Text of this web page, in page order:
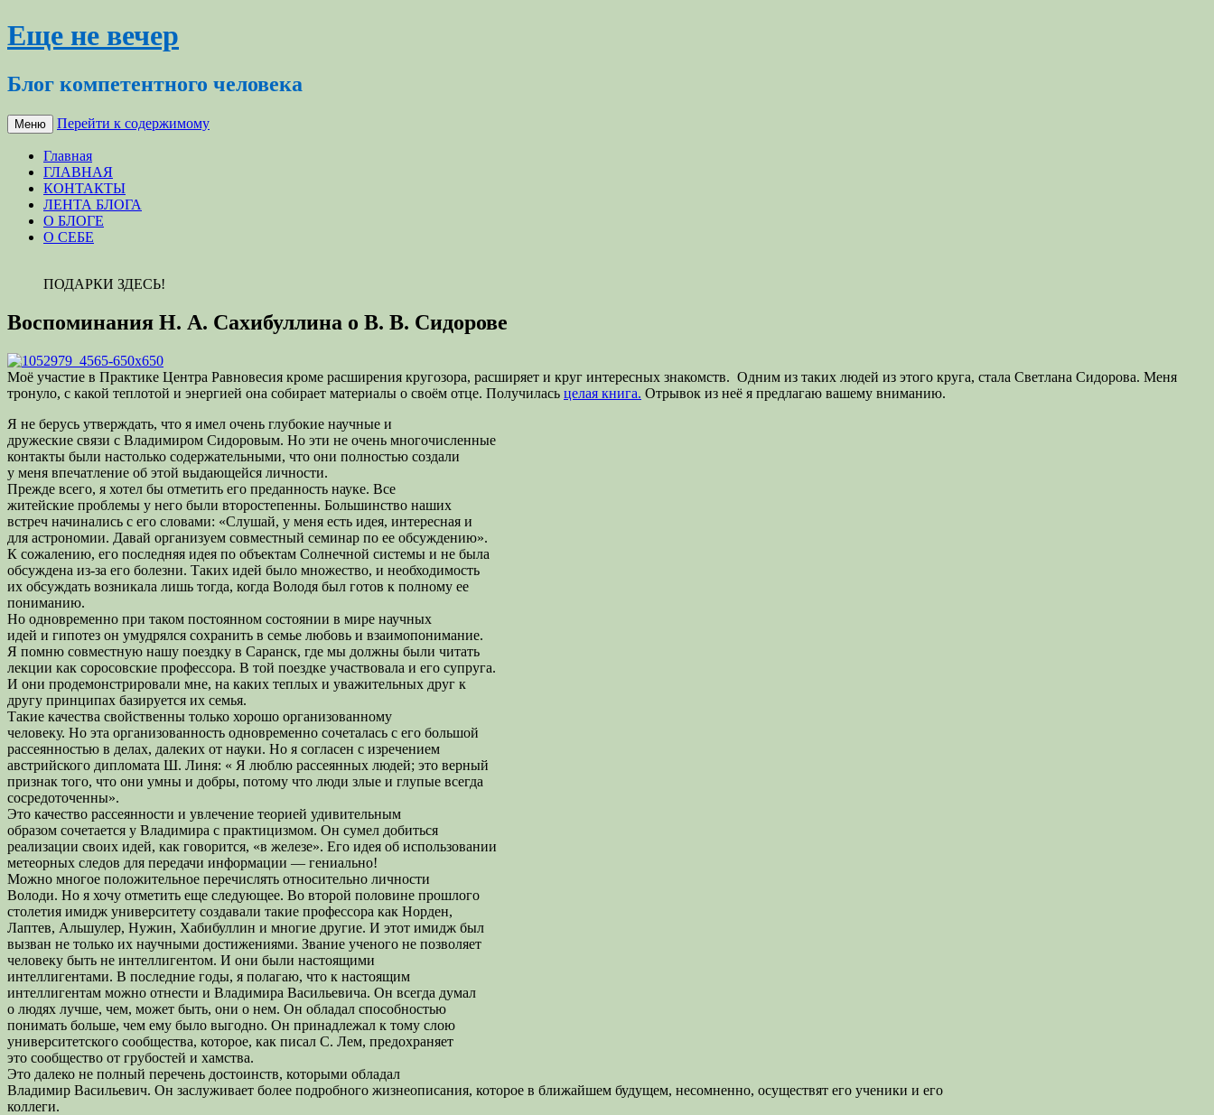
Еще не вечер
Блог компетентного человека
Меню Перейти к содержимому
Главная
ГЛАВНАЯ
КОНТАКТЫ
ЛЕНТА БЛОГА
О БЛОГЕ
О СЕБЕ
ПОДАРКИ ЗДЕСЬ!
Воспоминания Н. А. Сахибуллина о В. В. Сидорове
Моё участие в Практике Центра Равновесия кроме расширения кругозора, расширяет и круг интересных знакомств. Одним из таких людей из этого круга, стала Светлана Сидорова. Меня
тронуло, с какой теплотой и энергией она собирает материалы о своём отце. Получилась целая книга. Отрывок из неё я предлагаю вашему вниманию.
Я не берусь утверждать, что я имел очень глубокие научные и
дружеские связи с Владимиром Сидоровым. Но эти не очень многочисленные
контакты были настолько содержательными, что они полностью создали
у меня впечатление об этой выдающейся личности.
Прежде всего, я хотел бы отметить его преданность науке. Все
житейские проблемы у него были второстепенны. Большинство наших
встреч начинались с его словами: «Слушай, у меня есть идея, интересная и
для астрономии. Давай организуем совместный семинар по ее обсуждению».
К сожалению, его последняя идея по объектам Солнечной системы и не была
обсуждена из-за его болезни. Таких идей было множество, и необходимость
их обсуждать возникала лишь тогда, когда Володя был готов к полному ее
пониманию.
Но одновременно при таком постоянном состоянии в мире научных
идей и гипотез он умудрялся сохранить в семье любовь и взаимопонимание.
Я помню совместную нашу поездку в Саранск, где мы должны были читать
лекции как соросовские профессора. В той поездке участвовала и его супруга.
И они продемонстрировали мне, на каких теплых и уважительных друг к
другу принципах базируется их семья.
Такие качества свойственны только хорошо организованному
человеку. Но эта организованность одновременно сочеталась с его большой
рассеянностью в делах, далеких от науки. Но я согласен с изречением
австрийского дипломата Ш. Линя: « Я люблю рассеянных людей; это верный
признак того, что они умны и добры, потому что люди злые и глупые всегда
сосредоточенны».
Это качество рассеянности и увлечение теорией удивительным
образом сочетается у Владимира с практицизмом. Он сумел добиться
реализации своих идей, как говорится, «в железе». Его идея об использовании
метеорных следов для передачи информации — гениально!
Можно многое положительное перечислять относительно личности
Володи. Но я хочу отметить еще следующее. Во второй половине прошлого
столетия имидж университету создавали такие профессора как Норден,
Лаптев, Альшулер, Нужин, Хабибуллин и многие другие. И этот имидж был
вызван не только их научными достижениями. Звание ученого не позволяет
человеку быть не интеллигентом. И они были настоящими
интеллигентами. В последние годы, я полагаю, что к настоящим
интеллигентам можно отнести и Владимира Васильевича. Он всегда думал
о людях лучше, чем, может быть, они о нем. Он обладал способностью
понимать больше, чем ему было выгодно. Он принадлежал к тому слою
университетского сообщества, которое, как писал С. Лем, предохраняет
это сообщество от грубостей и хамства.
Это далеко не полный перечень достоинств, которыми обладал
Владимир Васильевич. Он заслуживает более подробного жизнеописания, которое в ближайшем будущем, несомненно, осуществят его ученики и его
коллеги.